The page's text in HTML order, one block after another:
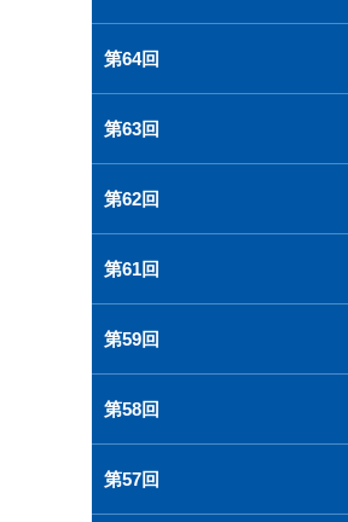
第64回
第63回
第62回
第61回
第59回
第58回
第57回